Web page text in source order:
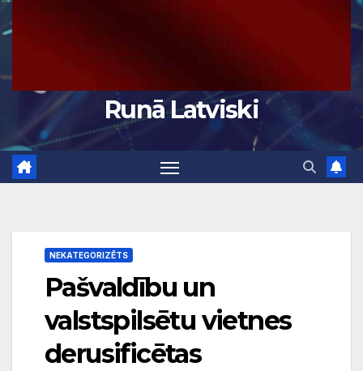
Runā Latviski
NEKATEGORIZĒTS
Pašvaldību un
valstspilsētu vietnes
derusificētas